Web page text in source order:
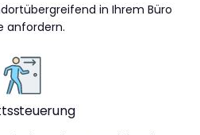
in Ihrem Büro
anfordern.